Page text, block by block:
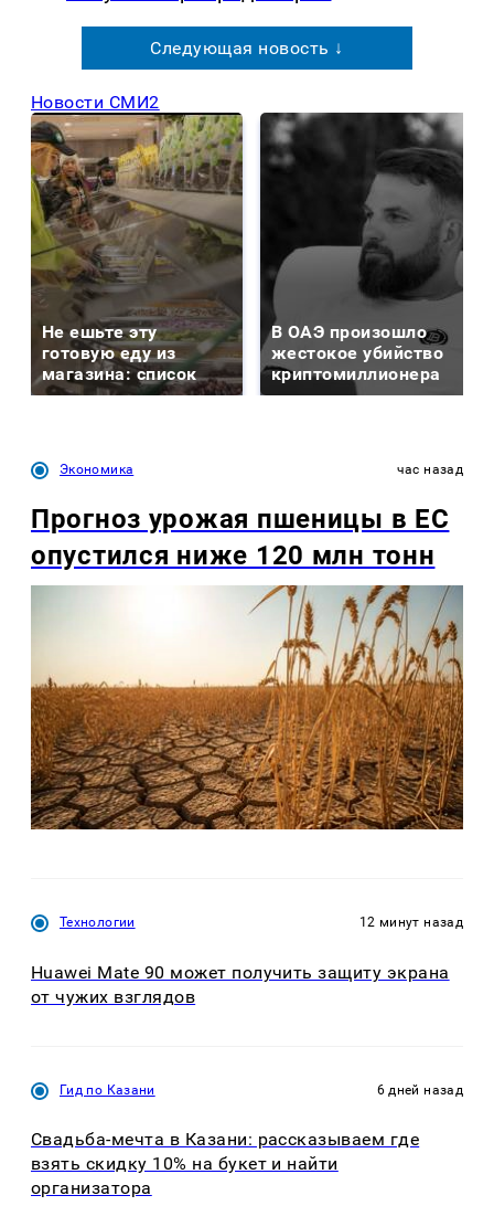
Следующая новость ↓
Новости СМИ2
Не ешьте эту
готовую еду из
магазина: список
В ОАЭ произошло
жестокое убийство
криптомиллионера
Экономика час назад
Прогноз урожая пшеницы в ЕС
опустился ниже 120 млн тонн
Технологии 12 минут назад
Huawei Mate 90 может получить защиту экрана
от чужих взглядов
Гид по Казани 6 дней назад
Свадьба-мечта в Казани: рассказываем где
взять скидку 10% на букет и найти
организатора